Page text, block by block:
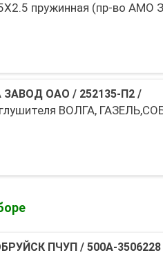
пружинная (пр-во АМО
ЗАВОД ОАО / 252135-П2/
ВОЛГА,
ПЧУП/ 500А-3506228